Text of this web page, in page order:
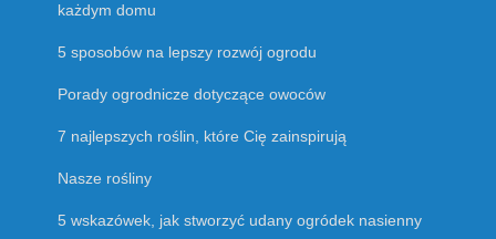
każdym domu
5 sposobów na lepszy rozwój ogrodu
Porady ogrodnicze dotyczące owoców
7 najlepszych roślin, które Cię zainspirują
Nasze rośliny
5 wskazówek, jak stworzyć udany ogródek nasienny